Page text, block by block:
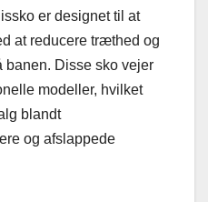
er designet til at
at reducere træthed og
banen. Disse sko vejer
modeller, hvilket
blandt
og afslappede